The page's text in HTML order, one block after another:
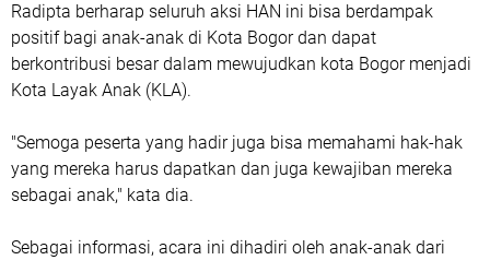
Radipta berharap seluruh aksi HAN ini bisa berdampak
positif bagi anak-anak di Kota Bogor dan dapat
berkontribusi besar dalam mewujudkan kota Bogor menjadi
Kota Layak Anak (KLA).
"Semoga peserta yang hadir juga bisa memahami hak-hak
yang mereka harus dapatkan dan juga kewajiban mereka
sebagai anak," kata dia.
Sebagai informasi, acara ini dihadiri oleh anak-anak dari